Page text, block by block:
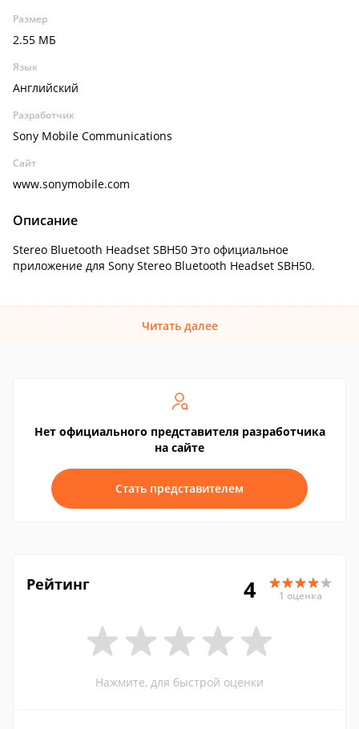
Размер
2.55 МБ
Язык
Английский
Разработчик
Sony Mobile Communications
Сайт
www.sonymobile.com
Описание
Stereo Bluetooth Headset SBH50 Это официальное
приложение для Sony Stereo Bluetooth Headset SBH50.
Читать далее
Нет официального представителя разработчика
на сайте
Стать представителем
Рейтинг 4 1 оценка
Нажмите, для быстрой оценки